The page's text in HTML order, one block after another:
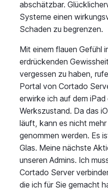
abschätzbar.
Systeme einen
Schaden zu begrenzen.
Mit einem flauen Gefühl
erdrückenden
vergessen zu haben,
Portal von Cortado
erwirke ich auf dem
Werkszustand. Da das
läuft, kann es nicht
genommen werden. Es
Glas. Meine nächste
unseren Admins. Ich
Cortado Server
die ich für Sie gemacht